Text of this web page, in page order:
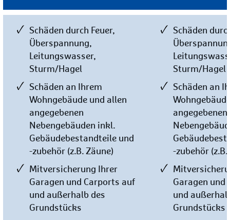
Schäden durch Feuer,
Überspannung,
Leitungswasser,
Sturm/Hagel
Schäden an Ihrem
Wohngebäude und allen
angegebenen
Nebengebäuden inkl.
Gebäudebestandteile und
-zubehör (z.B. Zäune)
Mitversicherung Ihrer
Garagen und Carports auf
und außerhalb des
Grundstücks
Schäden
Sturm/Hagel
Schäden an
angegebenen
-zubehör (z.B.
Garagen und
und
Grundstücks